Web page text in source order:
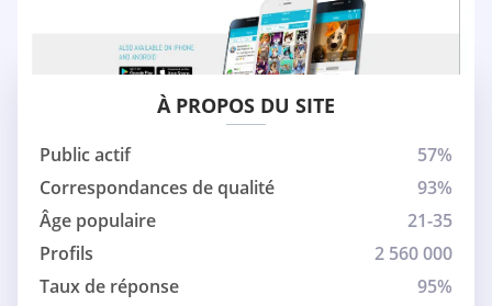
À PROPOS DU SITE
Public actif
57%
Correspondances de qualité
93%
Âge populaire
21-35
Profils
2 560 000
Taux de réponse
95%